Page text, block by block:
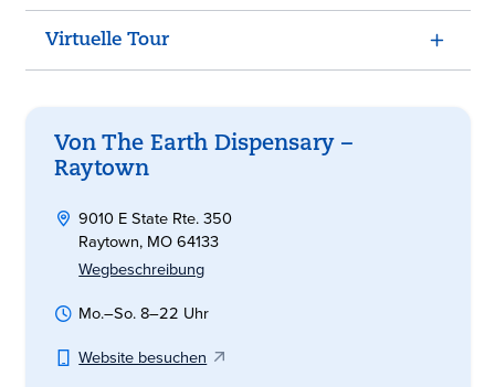
Virtuelle Tour
Von The Earth Dispensary –
Raytown
9010 E State Rte. 350
Raytown, MO 64133
Wegbeschreibung
Mo.–So. 8–22 Uhr
Website besuchen